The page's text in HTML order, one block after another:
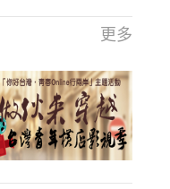
更多